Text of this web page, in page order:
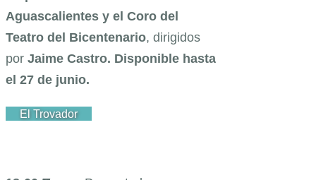
Aguascalientes y el Coro del
Teatro del Bicentenario, dirigidos
por Jaime Castro. Disponible hasta
el 27 de junio.
El Trovador